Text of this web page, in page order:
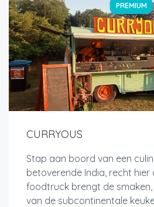
PREMIUM
CURRYOUS
Stap aan boord van een
betoverende India, recht
foodtruck brengt de smaken,
van de subcontinentale